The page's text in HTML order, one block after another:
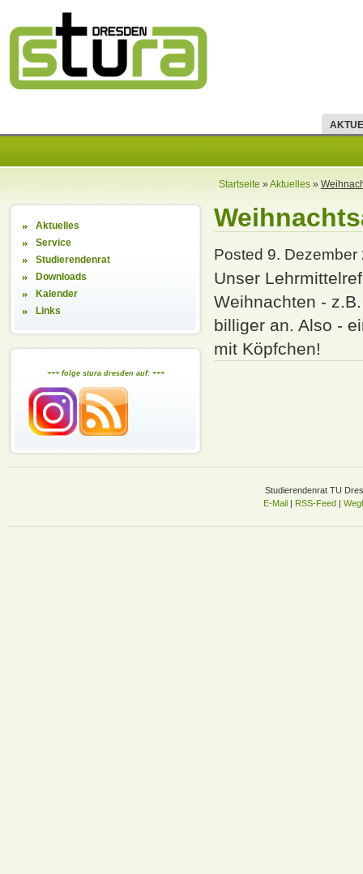
Startseite »Aktuelles»
Aktuelles
Service
Studierendenrat
Downloads
Kalender
Links
+++ folge stura dresden auf: +++
Posted 9.
Unser
Weihnachten -
billiger an. Also -
mit Köpfchen!
Studierendenrat TU
E-Mail| RSS-Feed|